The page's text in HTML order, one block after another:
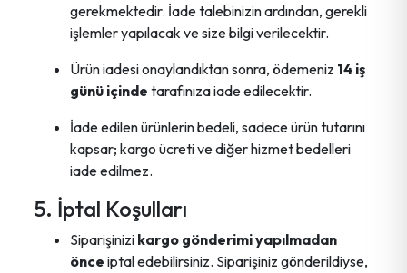
gerekmektedir. İade talebinizin ardından, gerekli
işlemler yapılacak ve size bilgi verilecektir.
Ürün iadesi onaylandıktan sonra, ödemeniz 14 iş
günü içinde tarafınıza iade edilecektir.
İade edilen ürünlerin bedeli, sadece ürün tutarını
kapsar; kargo ücreti ve diğer hizmet bedelleri
iade edilmez.
5. İptal Koşulları
Siparişinizi kargo gönderimi yapılmadan
önce iptal edebilirsiniz. Siparişiniz gönderildiyse,